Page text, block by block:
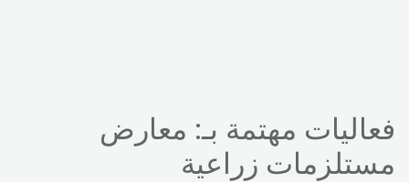
فعاليات مهتمة بـ: معارض
مستلزمات زراعية